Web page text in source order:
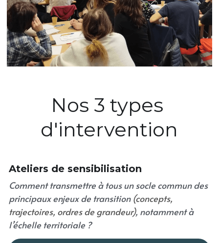
Nos 3 types
d'intervention
Ateliers de sensibilisation
Comment transmettre à tous un socle commun des
principaux enjeux de transition (concepts,
trajectoires, ordres de grandeur), notamment à
l’échelle territoriale ?